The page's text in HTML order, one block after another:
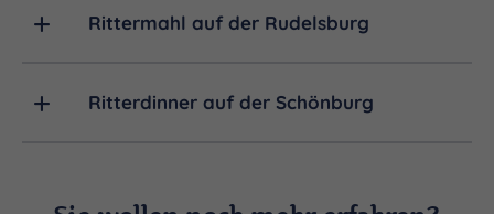
Rittermahl auf der Rudelsburg
Ritterdinner auf der Schönburg